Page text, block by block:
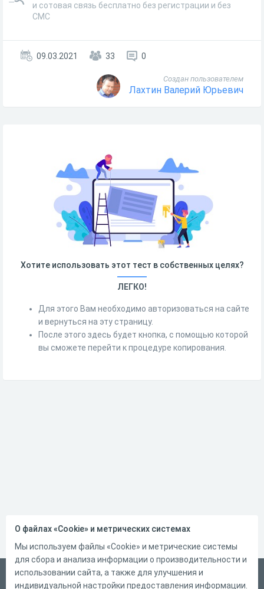
и сотовая связь бесплатно без регистрации и без
СМС
09.03.2021 33 0
Создан пользователем
Лахтин Валерий Юрьевич
Хотите использовать этот тест в собственных целях?
ЛЕГКО!
Для этого Вам необходимо авторизоваться на сайте
и вернуться на эту страницу.
После этого здесь будет кнопка, с помощью которой
вы сможете перейти к процедуре копирования.
Русский
О файлах «Cookie» и метрических системах
Мы используем файлы «Cookie» и метрические системы
для сбора и анализа информации о производительности и
использовании сайта, а также для улучшения и
индивидуальной настройки предоставления информации.